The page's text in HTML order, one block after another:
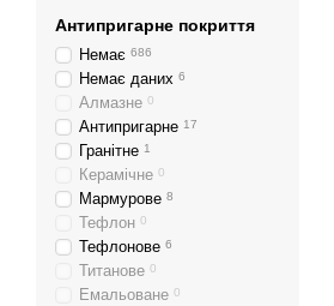
Антипригарне покриття
Немає 686
Немає даних 6
Алмазне 0
Антипригарне 17
Гранітне 1
Керамічне 0
Мармурове 8
Тефлон 0
Тефлонове 6
Титанове 0
Емальоване 0